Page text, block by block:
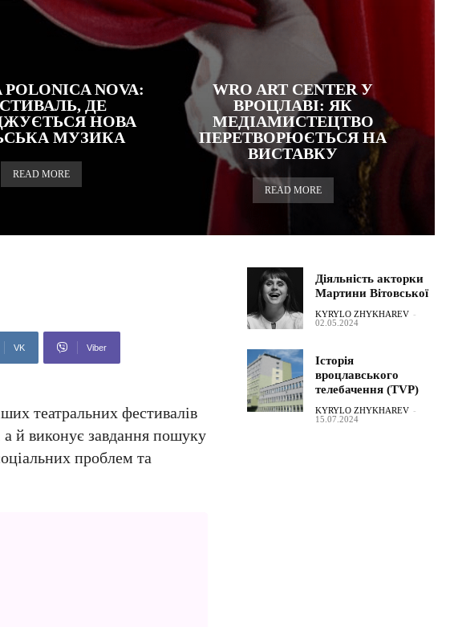
POLONICA NOVA:
ДЕ
НОВА
МУЗИКА
READ MORE
WRO ART CENTER У
ВРОЦЛАВІ: ЯК
МЕДІАМИСТЕЦТВО
ПЕРЕТВОРЮЄТЬСЯ НА
ВИСТАВКУ
READ MORE
VK Viber
театральних фестивалів
а й виконує завдання пошуку
проблем та
Діяльність акторки
Мартини Вітовської
KYRYLO ZHYKHAREV -
02.05.2024
Історія
вроцлавського
телебачення (TVP)
KYRYLO ZHYKHAREV -
15.07.2024